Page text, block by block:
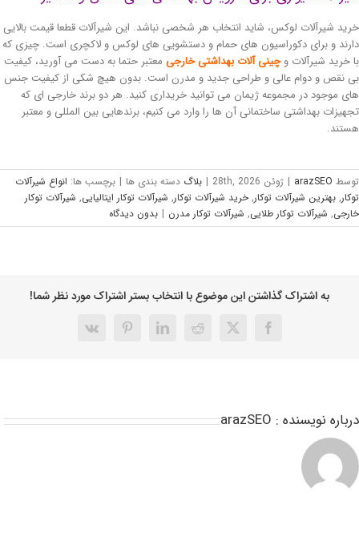
شیرآلات لوکس، شاید انتخاب هر شخصی نباشد. این شیرآلات قطعا قیمت بالایی
و برای دکوراسیون های حمام و دستشویی های لوکس و لاکچری است. چیزی که
خرید شیرآلات و چینی آلات بهداشتی خارجیمعتبر حتما به دست می آورید، کیفیت
نقص و دوام عالی و طراحی جدید و مدرن است. بدون هیچ شکی از کیفیت جنس
موجود در مجموعه ژیمان می توانید خریداری کنید. هر دو برند خارجی ای که
بهداشتی ساختمانی آن ها را وارد می کنیم، برندهایی بین المللی و معتبر
arazSEO
| ژوئن 28th, 2026 | بلاگدسته بندی ها | برچسب ها:انواع شیرآلات
,بهترین شیرآلات توکار,خرید شیرآلات توکار,شیرآلات توکار ایتالیایی,شیرآلات توکار
,شیرآلات توکار طلایی,شیرآلات توکار مدرن | بدون ديدگاه
به اشتراک گذاشتن این موضوع با انتخاب بستر اشتراک مورد نظر شما!
نویسنده : arazSEO